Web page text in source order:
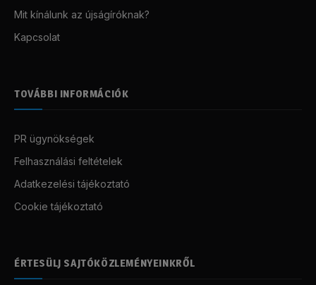
Mit kínálunk az újságíróknak?
Kapcsolat
TOVÁBBI INFORMÁCIÓK
PR ügynökségek
Felhasználási feltételek
Adatkezelési tájékoztató
Cookie tájékoztató
ÉRTESÜLJ SAJTÓKÖZLEMÉNYEINKRŐL